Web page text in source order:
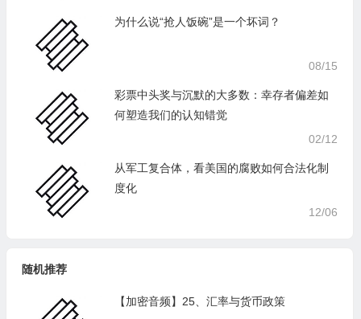
为什么说“抢人饭碗”是一个坏词？
08/15
彩票中头奖与沉默的大多数：幸存者偏差如
何塑造我们的认知错觉
02/12
从军工复合体，看美国的腐败如何合法化制
度化
12/06
随机推荐
【加密音频】25、汇率与货币政策